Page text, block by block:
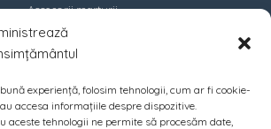
experiență, folosim tehnologii, cum ar fi cookie-
accesa informațiile despre dispozitive.
aceste tehnologii ne permite să procesăm date,
Accesorii marturii
Contact